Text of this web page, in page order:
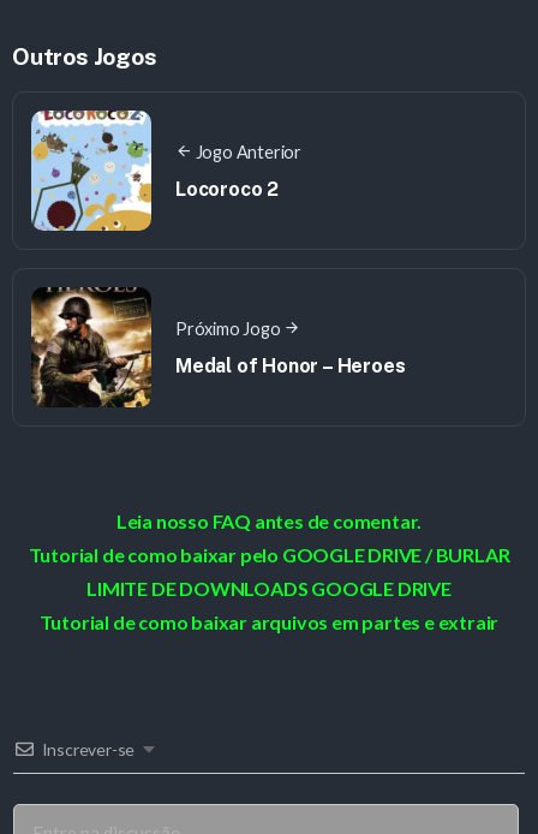
Outros Jogos
Jogo Anterior
Locoroco 2
Próximo Jogo
Medal of Honor – Heroes
Leia nosso FAQ antes de comentar.
Tutorial de como baixar pelo GOOGLE DRIVE / BURLAR
LIMITE DE DOWNLOADS GOOGLE DRIVE
Tutorial de como baixar arquivos em partes e extrair
Inscrever-se